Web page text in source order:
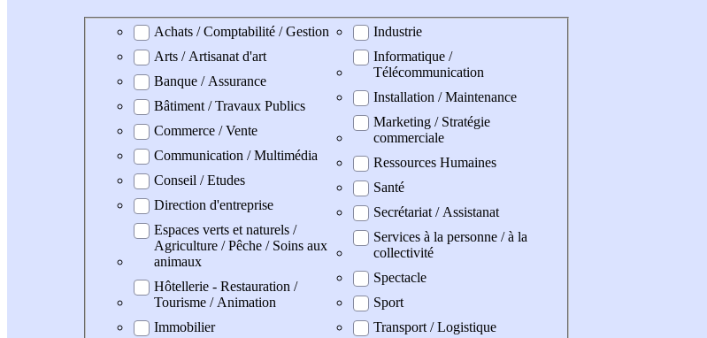
Domaine professionel
Achats / Comptabilité / Gestion
Arts / Artisanat d'art
Banque / Assurance
Bâtiment / Travaux Publics
Commerce / Vente
Communication / Multimédia
Conseil / Etudes
Direction d'entreprise
Espaces verts et naturels /
Agriculture / Pêche / Soins aux
animaux
Hôtellerie - Restauration /
Tourisme / Animation
Immobilier
Industrie
Informatique /
Télécommunication
Installation / Maintenance
Marketing / Stratégie
commerciale
Ressources Humaines
Santé
Secrétariat / Assistanat
Services à la personne / à la
collectivité
Spectacle
Sport
Transport / Logistique